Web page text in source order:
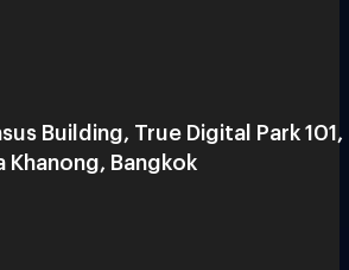
Building, True Digital Park 101,
Khanong, Bangkok